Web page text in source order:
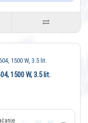
1500 W, 3.5 lit.